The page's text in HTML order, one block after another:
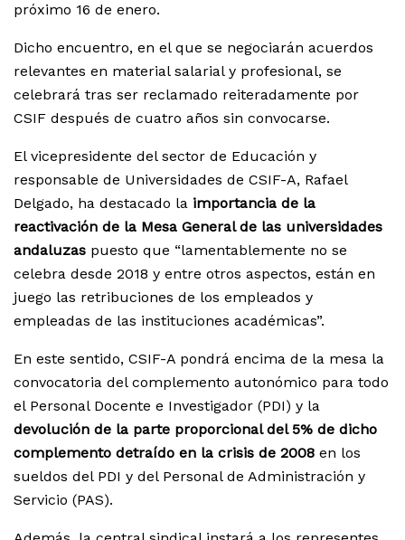
próximo 16 de enero.
Dicho encuentro, en el que se negociarán acuerdos
relevantes en material salarial y profesional, se
celebrará tras ser reclamado reiteradamente por
CSIF después de cuatro años sin convocarse.
El vicepresidente del sector de Educación y
responsable de Universidades de CSIF-A, Rafael
Delgado, ha destacado la importancia de la
reactivación de la Mesa General de las universidades
andaluzas puesto que “lamentablemente no se
celebra desde 2018 y entre otros aspectos, están en
juego las retribuciones de los empleados y
empleadas de las instituciones académicas”.
En este sentido, CSIF-A pondrá encima de la mesa la
convocatoria del complemento autonómico para todo
el Personal Docente e Investigador (PDI) y la
devolución de la parte proporcional del 5% de dicho
complemento detraído en la crisis de 2008 en los
sueldos del PDI y del Personal de Administración y
Servicio (PAS).